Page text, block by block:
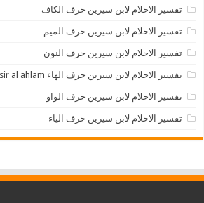
تفسير الاحلام لابن سيرين حرف الكاف
تفسير الاحلام لابن سيرين حرف الميم
تفسير الاحلام لابن سيرين حرف النون
تفسير الاحلام لابن سيرين حرف الهاء tafsir al ahlam
تفسير الاحلام لابن سيرين حرف الواو
تفسير الاحلام لابن سيرين حرف الياء